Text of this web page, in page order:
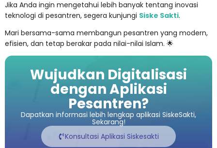
Jika Anda ingin mengetahui lebih banyak tentang inovasi
teknologi di pesantren, segera kunjungi Siske Sakti.
Mari bersama-sama membangun pesantren yang modern,
efisien, dan tetap berakar pada nilai-nilai Islam. 🌟
Wujudkan Digitalisasi
dengan Aplikasi
Pesantren?
Dapatkan informasi lebih lengkap aplikasi SiskeSakti,
Sekarang!
Konsultasi Aplikasi Siskesakti